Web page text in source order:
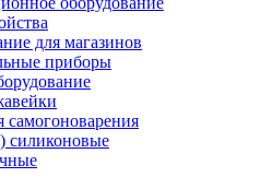
для магазинов
приборы
силиконовые